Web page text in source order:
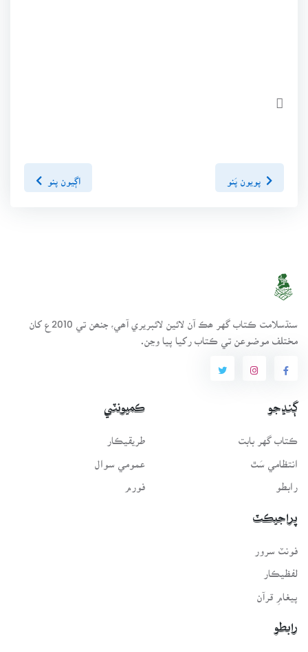

پويون پَنو اڳيون پنو
سنڌسلامت ڪتاب گهر ھڪ آن لائين لائبريري آھي، جنھن تي 2010ع کان
مختلف موضوعن تي ڪتاب رکيا پيا وڃن.
ڳنڍجو
ڪتاب گهر بابت
انتظامي سَٿ
رابطو
ڪميونٽي
طريقيڪار
عمومي سوال
فورم
پراجيڪٽ
لفظيڪار
پيغامِ قرآن
رابطو